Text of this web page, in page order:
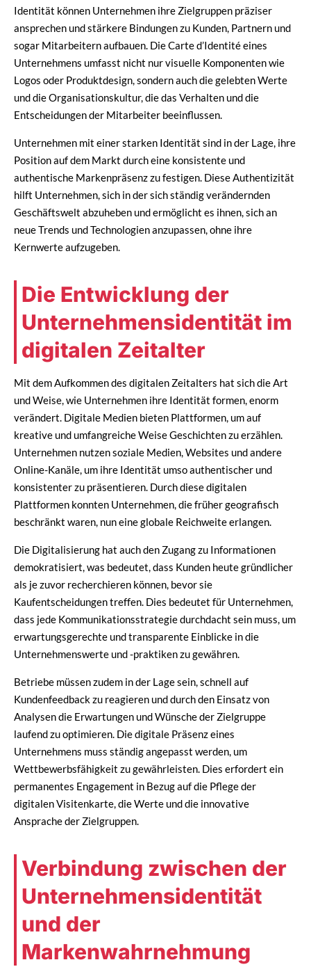
Identität können Unternehmen ihre Zielgruppen präziser
ansprechen und stärkere Bindungen zu Kunden, Partnern und
sogar Mitarbeitern aufbauen. Die Carte d’Identité eines
Unternehmens umfasst nicht nur visuelle Komponenten wie
Logos oder Produktdesign, sondern auch die gelebten Werte
und die Organisationskultur, die das Verhalten und die
Entscheidungen der Mitarbeiter beeinflussen.
Unternehmen mit einer starken Identität sind in der Lage, ihre
Position auf dem Markt durch eine konsistente und
authentische Markenpräsenz zu festigen. Diese Authentizität
hilft Unternehmen, sich in der sich ständig verändernden
Geschäftswelt abzuheben und ermöglicht es ihnen, sich an
neue Trends und Technologien anzupassen, ohne ihre
Kernwerte aufzugeben.
Die Entwicklung der
Unternehmensidentität im
digitalen Zeitalter
Mit dem Aufkommen des digitalen Zeitalters hat sich die Art
und Weise, wie Unternehmen ihre Identität formen, enorm
verändert. Digitale Medien bieten Plattformen, um auf
kreative und umfangreiche Weise Geschichten zu erzählen.
Unternehmen nutzen soziale Medien, Websites und andere
Online-Kanäle, um ihre Identität umso authentischer und
konsistenter zu präsentieren. Durch diese digitalen
Plattformen konnten Unternehmen, die früher geografisch
beschränkt waren, nun eine globale Reichweite erlangen.
Die Digitalisierung hat auch den Zugang zu Informationen
demokratisiert, was bedeutet, dass Kunden heute gründlicher
als je zuvor recherchieren können, bevor sie
Kaufentscheidungen treffen. Dies bedeutet für Unternehmen,
dass jede Kommunikationsstrategie durchdacht sein muss, um
erwartungsgerechte und transparente Einblicke in die
Unternehmenswerte und -praktiken zu gewähren.
Betriebe müssen zudem in der Lage sein, schnell auf
Kundenfeedback zu reagieren und durch den Einsatz von
Analysen die Erwartungen und Wünsche der Zielgruppe
laufend zu optimieren. Die digitale Präsenz eines
Unternehmens muss ständig angepasst werden, um
Wettbewerbsfähigkeit zu gewährleisten. Dies erfordert ein
permanentes Engagement in Bezug auf die Pflege der
digitalen Visitenkarte, die Werte und die innovative
Ansprache der Zielgruppen.
Verbindung zwischen der
Unternehmensidentität
und der
Markenwahrnehmung